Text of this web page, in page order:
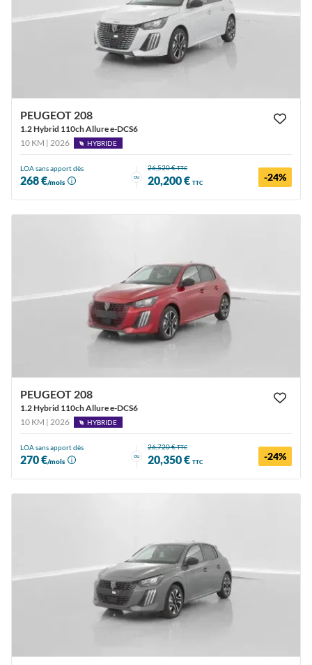
PEUGEOT 208
1.2 Hybrid 110ch Allure e-DCS6
10 KM | 2026
HYBRIDE
LOA sans apport dès
268 €/mois
ou
26,520 €TTC
20,200 € TTC -24%
PEUGEOT 208
1.2 Hybrid 110ch Allure e-DCS6
10 KM | 2026
HYBRIDE
LOA sans apport dès
270 €/mois
ou
26,720 €TTC
20,350 € TTC -24%